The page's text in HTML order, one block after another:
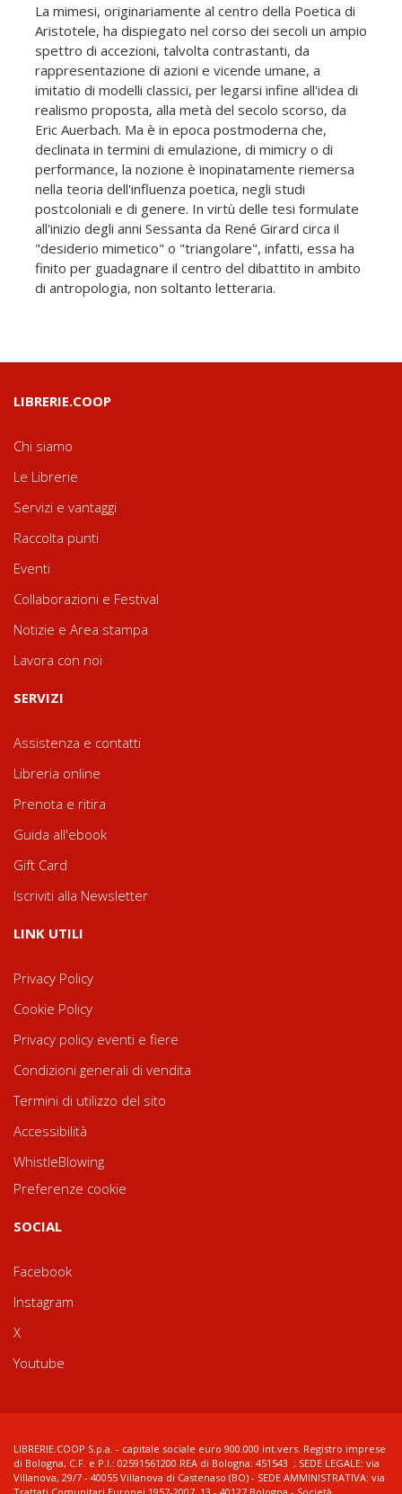
La mimesi, originariamente al centro della Poetica di
Aristotele, ha dispiegato nel corso dei secoli un ampio
spettro di accezioni, talvolta contrastanti, da
rappresentazione di azioni e vicende umane, a
imitatio di modelli classici, per legarsi infine all'idea di
realismo proposta, alla metà del secolo scorso, da
Eric Auerbach. Ma è in epoca postmoderna che,
declinata in termini di emulazione, di mimicry o di
performance, la nozione è inopinatamente riemersa
nella teoria dell'influenza poetica, negli studi
postcoloniali e di genere. In virtù delle tesi formulate
all'inizio degli anni Sessanta da René Girard circa il
"desiderio mimetico" o "triangolare", infatti, essa ha
finito per guadagnare il centro del dibattito in ambito
di antropologia, non soltanto letteraria.
LIBRERIE.COOP
Chi siamo
Le Librerie
Servizi e vantaggi
Raccolta punti
Eventi
Collaborazioni e Festival
Notizie e Area stampa
Lavora con noi
SERVIZI
Assistenza e contatti
Libreria online
Prenota e ritira
Guida all'ebook
Gift Card
Iscriviti alla Newsletter
LINK UTILI
Privacy Policy
Cookie Policy
Privacy policy eventi e fiere
Condizioni generali di vendita
Termini di utilizzo del sito
Accessibilità
WhistleBlowing
Preferenze cookie
SOCIAL
Facebook
Instagram
X
Youtube
LIBRERIE.COOP S.p.a. - capitale sociale euro 900.000 int.vers. Registro imprese
di Bologna, C.F. e P.I.: 02591561200 REA di Bologna: 451543 ; SEDE LEGALE: via
Villanova, 29/7 - 40055 Villanova di Castenaso (BO) - SEDE AMMINISTRATIVA: via